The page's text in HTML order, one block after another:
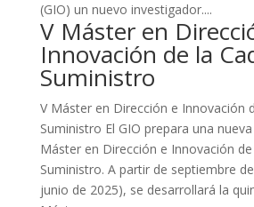
(GIO) un nuevo investigador....
V Máster en
Innovación de la
Suministro
V Máster en Dirección e Innovación
Suministro El GIO prepara una
Máster en Dirección e Innovación
Suministro. A partir de septiembre
junio de 2025), se desarrollará la